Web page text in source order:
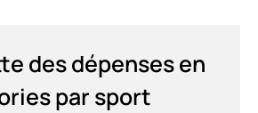
des dépenses en
par sport